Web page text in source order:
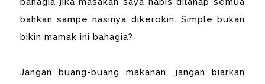
bahkan sampe nasinya dikerokin. Simple bukan
bikin mamak ini bahagia?
Jangan buang-buang makanan, jangan biarkan